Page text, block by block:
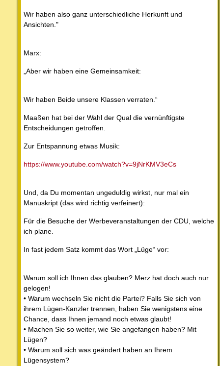
Wir haben also ganz unterschiedliche Herkunft und
Ansichten."
Marx:
„Aber wir haben eine Gemeinsamkeit:
Wir haben Beide unsere Klassen verraten.“
Maaßen hat bei der Wahl der Qual die vernünftigste
Entscheidungen getroffen.
Zur Entspannung etwas Musik:
https://www.youtube.com/watch?v=9jNrKMV3eCs
Und, da Du momentan ungeduldig wirkst, nur mal ein
Manuskript (das wird richtig verfeinert):
Für die Besuche der Werbeveranstaltungen der CDU, welche
ich plane.
In fast jedem Satz kommt das Wort „Lüge“ vor:
Warum soll ich Ihnen das glauben? Merz hat doch auch nur
gelogen!
• Warum wechseln Sie nicht die Partei? Falls Sie sich von
ihrem Lügen-Kanzler trennen, haben Sie wenigstens eine
Chance, dass Ihnen jemand noch etwas glaubt!
• Machen Sie so weiter, wie Sie angefangen haben? Mit
Lügen?
• Warum soll sich was geändert haben an Ihrem
Lügensystem?